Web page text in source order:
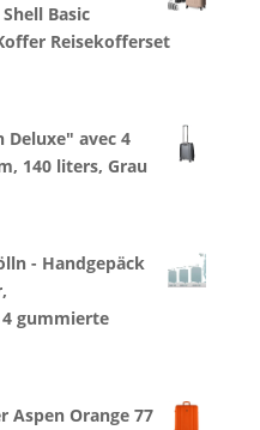
Basic
Reisekofferset
Deluxe" avec 4
140 liters, Grau
- Handgepäck
gummierte
Aspen Orange 77